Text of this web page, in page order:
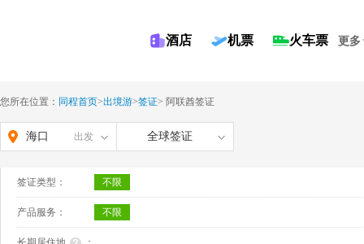
酒店 机票 火车票 更多
您所在位置： 同程首页>出境游>签证> 阿联酋签证
海口 出发 全球签证
签证类型： 不限
产品服务： 不限